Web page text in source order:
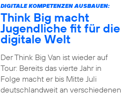
DIGITALE KOMPETENZEN AUSBAUEN:
Think Big macht
Jugendliche fit für die
digitale Welt
Der Think Big Van ist wieder auf
Tour: Bereits das vierte Jahr in
Folge macht er bis Mitte Juli
deutschlandweit an verschiedenen